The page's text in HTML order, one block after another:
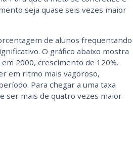
seja quase seis vezes maior
de alunos frequentando
O gráfico abaixo mostra
2000, crescimento de 120%.
em ritmo mais vagoroso,
Para chegar a uma taxa
ser mais de quatro vezes maior